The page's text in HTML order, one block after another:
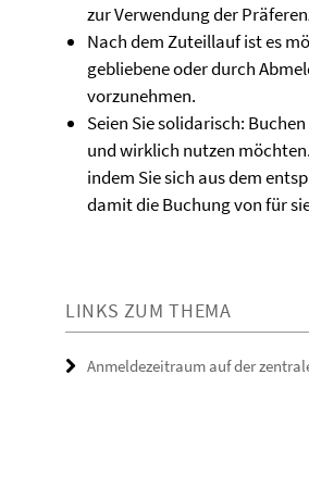
zur Verwendung der
Nach dem Zuteillauf ist es
gebliebene oder durch
vorzunehmen.
Seien Sie solidarisch:
und wirklich nutzen
indem Sie sich aus dem
damit die Buchung von für
LINKS ZUM THEMA
Anmeldezeitraum auf der